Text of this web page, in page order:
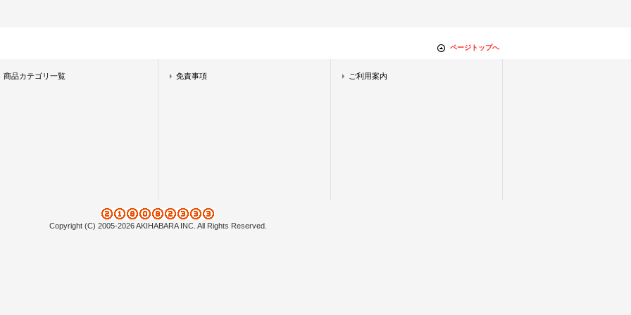
ページトップへ
商品カテゴリ一覧 免責事項 ご利用案内
Copyright (C) 2005-2026 AKIHABARA INC. All Rights Reserved.